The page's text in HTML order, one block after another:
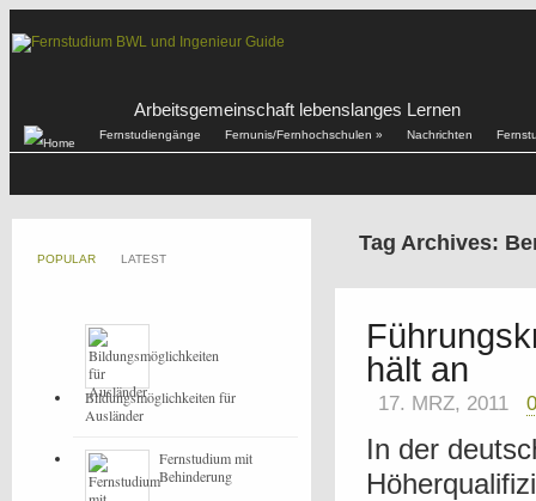
Arbeitsgemeinschaft lebenslanges Lernen
Fernstudiengänge Fernunis/Fernhochschulen » Nachrichten
Tag Archives:
hält an
17. MRZ, 2011
In der
POPULAR LATEST
Bildungsmöglichkeiten für
Ausländer
Fernstudium mit
Behinderung